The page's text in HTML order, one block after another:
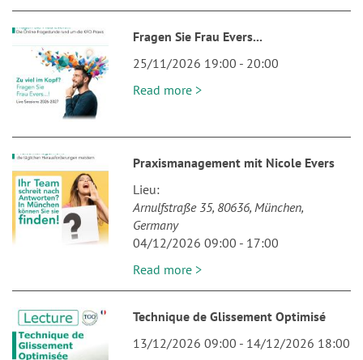
Fragen Sie Frau Evers...
25/11/2026 19:00 - 20:00
Read more >
Praxismanagement mit Nicole Evers
Lieu
Arnulfstraße 35 80636 München
Germany
04/12/2026 09:00 - 17:00
Read more >
Technique de Glissement Optimisé
13/12/2026 09:00 - 14/12/2026 18:00